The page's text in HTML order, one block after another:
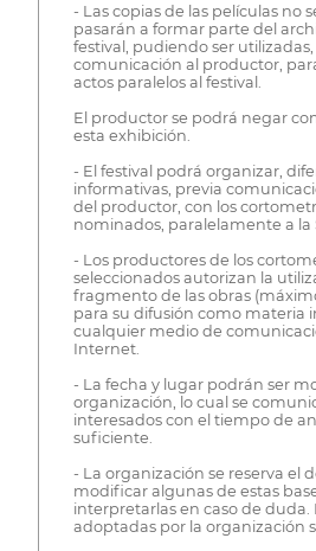
- Las copias de las películas no
pasarán a formar parte del
festival, pudiendo ser
comunicación al productor,
actos paralelos al festival.
El productor se podrá negar
esta exhibición.
- El festival podrá organizar,
informativas, previa
del productor, con los
nominados, paralelamente a la
- Los productores de los
seleccionados autorizan la
fragmento de las obras
para su difusión como materia
cualquier medio de
Internet.
- La fecha y lugar podrán ser
organización, lo cual se
interesados con el tiempo de
suficiente.
- La organización se reserva el
modificar algunas de estas
interpretarlas en caso de duda.
adoptadas por la organización